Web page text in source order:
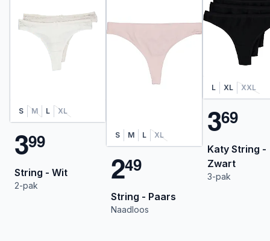
S M L XL
399
String - Wit
2-pak
S M L XL
249
String - Paars
Naadloos
L XL XXL
369
Katy String -
Zwart
3-pak